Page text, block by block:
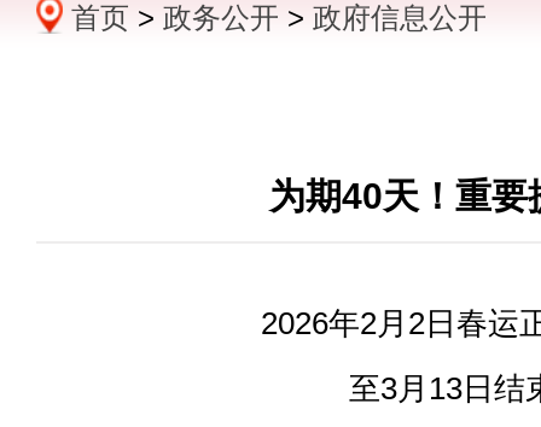
办事服务 政民互动 数据发
首页 > 政务公开 > 政府信息公开
为期40天！重
2026年2月2日春运
至3月13日结